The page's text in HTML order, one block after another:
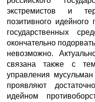
экстремистов и
позитивного
государственных
окончательно
невозможно.
связана также с
управления
проявляют
идейном